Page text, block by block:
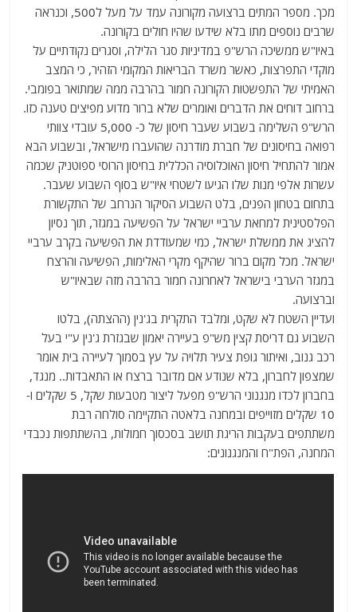
מכך. מספר המתים ברצועה מקורונה עמד על מעל ל500, וכנראה
שרבים נוספים מתו בלא שידעו שהיו חולים בקורונה.
באיו"ש ממשיכה הרש"פ במדיניות סגר הלילה, וסגרים נקודתיים על
מוקדי התפרצות, כאשר משרד הבריאות המקומי הזהיר, כי המצב
האמיתי של התפשטות הקורונה חמור בהרבה ממה שמתואר בפומבי.
ברחוב דוחים את הדברים ואומרים שלא ברור מדוע מפיצים טענה כזו.
הרש"פ השלימה בשבוע שעבר חיסון של כ- 5,000 עובדי צוותי
רפואה בחיסונים של חברת מודרנה שהועברו מישראל, ובשבוע הבא
אמור להתחיל חיסון האוכלוסיה הכללית בחיסון הרוסי ספוטניק שכמה
עשרות אלפי מנות שלו הגיעו לשטחי איו"ש בסוף השבוע שעבר.
בתחום בטחון הפנים, בלט השבוע הסיקור הנרחב של התקשורת
הפלסטינית למחאת ערביי ישראל על הפשיעה במגזר, תוך נסיון
להציג את ממשלת ישראל, כמי שמעודדת את הפשיעה בקרב ערביי
ישראל. מכל מקום ברור שהיקף מקרי האלימות, הפשיעה והרצח
במגזר הערבי בישראל לאחרונה חמור בהרבה מזה שבאיו"ש
וברצועה.
ועדיין השטח לא שקט, ומלבד התקרית בג'נין (ההצתה), בלטו
השבוע גם דריסת קצין מש"פ בעיירה יאמון שבגזרת ג'נין ע"י בעל
רכב גנוב, ואיתור גופת צעיר תלויה על עץ בסמוך לעיירה בית אומר
שמצפון לחברון, בלא שנודע אם מדובר ברצח או התאבדות.. מנגד,
בחברון לכדו מנגנוני הרש"פ מפעל ליצור מטבעות שקל, 5 שקלים ו-
10 שקלים מזוייפים ובמחנה בלאטה התקיימה סולחה רבת
משתתפים בעקבות הריגת תושב בסכסוך חמולות, בהשתתפות נכבדי
המחנה, הפת"ח והמנגנונים: